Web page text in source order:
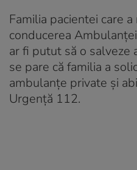
Familia pacientei care
conducerea
ar fi putut să o salveze
se pare că familia a
ambulanţe private şi
Urgenţă 112.